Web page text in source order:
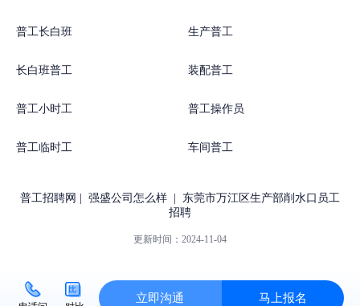
普工长白班 生产普工
长白班普工 装配普工
普工小时工 普工操作员
普工临时工 车间普工
普工招聘网 强盛公司怎么样
东莞市万江区生产部削水口员工
招聘
更新时间： 2024-11-04
立即沟通 马上报名